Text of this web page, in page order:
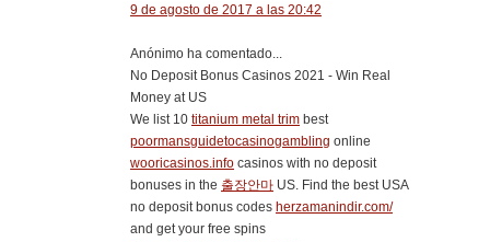
9 de agosto de 2017 a las 20:42
Anónimo ha comentado...
No Deposit Bonus Casinos 2021 - Win Real
Money at US
We list 10 titanium metal trim best
poormansguidetocasinogambling online
wooricasinos.info casinos with no deposit
bonuses in the 출장안마 US. Find the best USA
no deposit bonus codes herzamanindir.com/
and get your free spins